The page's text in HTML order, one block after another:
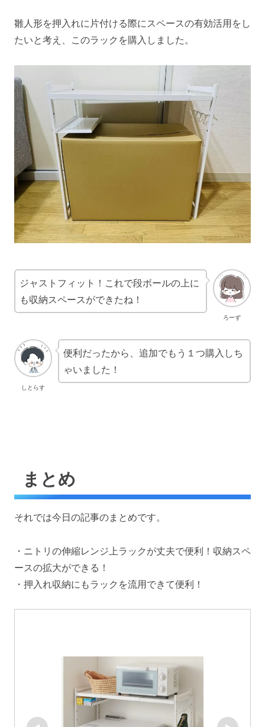
雛人形を押入れに片付ける際にスペースの有効活用をし
たいと考え、このラックを購入しました。
ろーず
ジャストフィット！これで段ボールの上に
も収納スペースができたね！
しとらす
便利だったから、追加でもう１つ購入しち
ゃいました！
まとめ
それでは今日の記事のまとめです。
・ニトリの伸縮レンジ上ラックが丈夫で便利！収納スペ
ースの拡大ができる！
・押入れ収納にもラックを流用できて便利！